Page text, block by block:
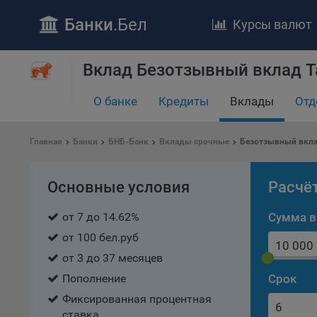
Банки.Бел Курсы валют
Вклад Безотзывный вклад
О банке Кредиты Вклады
Главная Банки БНБ-Банк Вклады срочные Безотзывный
Основные условия
от 7 до 14.62%
от 100 бел.руб
от 3 до 37 месяцев
Пополнение
Фиксированная процентная
Сумма
Срок